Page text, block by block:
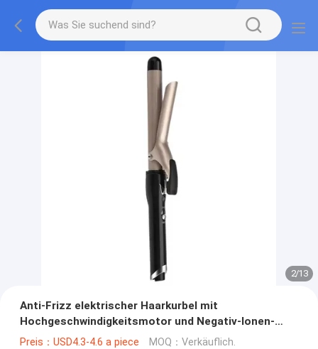
2/13
Anti-Frizz elektrischer Haarkurbel mit
Hochgeschwindigkeitsmotor und Negativ-Ionen-
Technologie
Preis：USD4.3-4.6 a piece MOQ：Verkäuflich.